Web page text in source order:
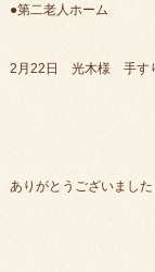
●第二老人ホーム
2月22日 光木様 手すり
ありがとうございました